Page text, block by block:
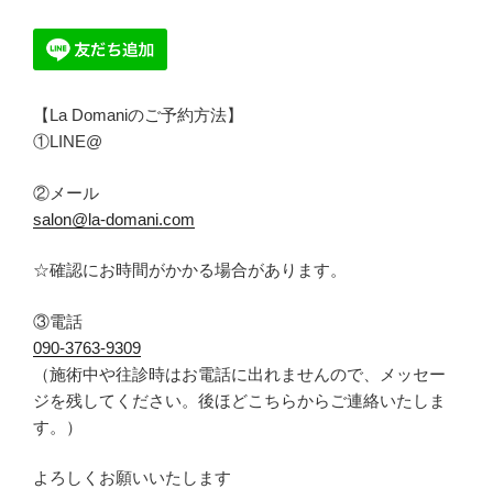
【La Domaniのご予約方法】
①LINE@
②メール
salon@la-domani.com
☆確認にお時間がかかる場合があります。
③電話
090-3763-9309
（施術中や往診時はお電話に出れませんので、メッセー
ジを残してください。後ほどこちらからご連絡いたしま
す。
）
よろしくお願いいたします